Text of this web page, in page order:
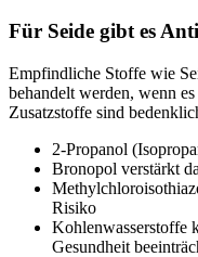
Für Seide gibt es
Empfindliche Stoffe wie
behandelt werden, wenn
Zusatzstoffe sind
2-Propanol
Bronopol verstärkt
Risiko
Kohlenwasserstoffe
Gesundheit